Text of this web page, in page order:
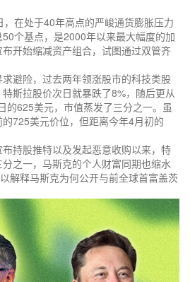
在处于40年高点的严峻通货膨胀压力
个基点，是2000年以来最大幅度的加
开始缩减资产组合，试图通过双管齐
避险，过去两年领涨股市的科技类股
斯拉股价次日就暴跌了8%，随后更从
的625美元，市值蒸发了三分之一。虽
725美元价位，但距离今年4月初的
持股推特以及发起恶意收购以来，特
之一，马斯克的个人财富同期也缩水
解释马斯克为何公开与前全球首富盖茨